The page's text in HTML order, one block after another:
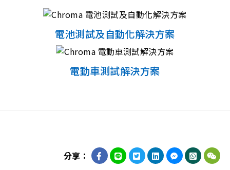
電池測試及自動化解決方案
電動車測試解決方案
分享：